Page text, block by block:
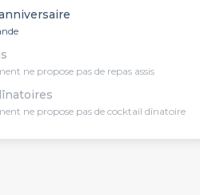
ne propose pas de repas assis
ne propose pas de cocktail dînatoire